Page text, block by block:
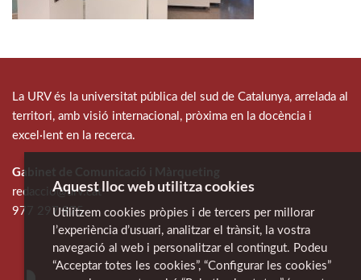
La URV és la universitat pública del sud de Catalunya, arrelada al
territori, amb visió internacional, pròxima en la docència i
excel·lent en la recerca.
Gabinet de Comunicació i Màrqueting
redaccio@urv.cat
977 297 975
Aquest lloc web utilitza cookies
Utilitzem cookies pròpies i de tercers per millorar
l’experiència d’usuari, analitzar el trànsit, la vostra
navegació al web i personalitzar el contingut. Podeu
“Acceptar totes les cookies”, “Configurar les cookies”